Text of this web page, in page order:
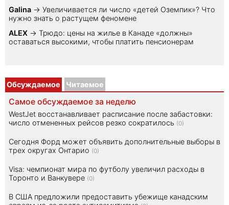
Galina → Увеличивается ли число «детей Оземпик»? Что
нужно знать о растущем феномене
ALEX → Трюдо: цены на жилье в Канаде «должны»
оставаться высокими, чтобы платить пенсионерам
Обсуждаемое Читаемое
Самое обсуждаемое за неделю
WestJet восстанавливает расписание после забастовки:
число отмененных рейсов резко сократилось (0)
Сегодня Форд может объявить дополнительные выборы в
трех округах Онтарио (0)
Visa: чемпионат мира по футболу увеличил расходы в
Торонто и Ванкувере (0)
В США предложили предоставить убежище канадским